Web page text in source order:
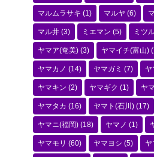
マルムラサキ (1) マルヤ (6)
マル井 (3) ミエマン (5) ミツ
ヤマア(奄美) (3) ヤマイチ(富山)
ヤマカノ (14) ヤマガミ (7) ヤ
ヤマキン (2) ヤマギク (1) ヤ
ヤマタカ (16) ヤマト(石川) (17)
ヤマニ(福岡) (18) ヤマノ (1)
ヤマモリ (60) ヤマヨシ (5) ヤ